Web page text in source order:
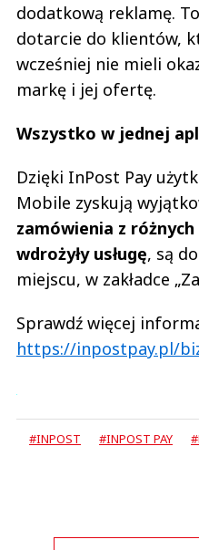
dodatkową reklamę.
dotarcie do klientów,
wcześniej nie mieli
markę i jej ofertę.
Wszystko w jednej
Dzięki InPost Pay
Mobile zyskują
zamówienia z
wdrożyły usługę, są
miejscu, w zakładce
Sprawdź więcej
https://inpostpay.pl/
#INPOST #INPOST PAY